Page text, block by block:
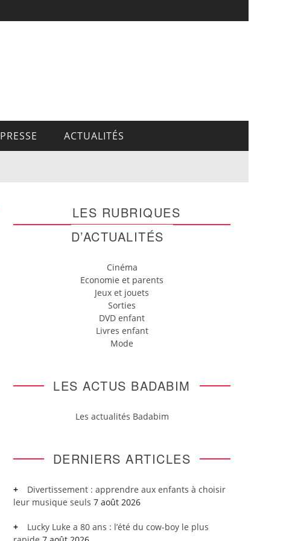
PRESSE ACTUALITÉS
LES RUBRIQUES
D’ACTUALITÉS
Cinéma
Economie et parents
Jeux et jouets
Sorties
DVD enfant
Livres enfant
Mode
LES ACTUS BADABIM
Les actualités Badabim
DERNIERS ARTICLES
Divertissement : apprendre aux enfants à choisir
leur musique seuls 7 août 2026
Lucky Luke a 80 ans : l’été du cow-boy le plus